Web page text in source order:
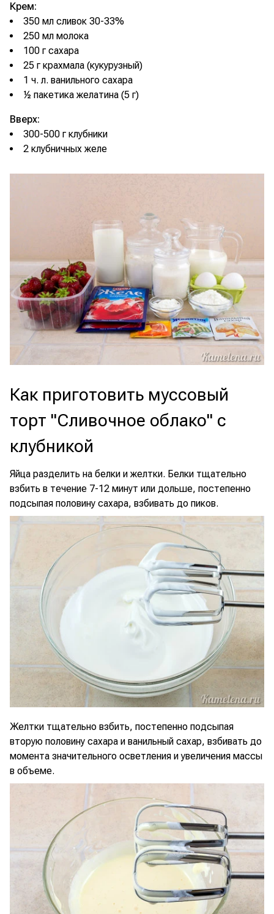
Крем:
350 мл сливок 30-33%
250 мл молока
100 г сахара
25 г крахмала (кукурузный)
1 ч. л. ванильного сахара
½ пакетика желатина (5 г)
Вверх:
300-500 г клубники
2 клубничных желе
Как приготовить муссовый
торт "Сливочное облако" с
клубникой
Яйца разделить на белки и желтки. Белки тщательно
взбить в течение 7-12 минут или дольше, постепенно
подсыпая половину сахара, взбивать до пиков.
Желтки тщательно взбить, постепенно подсыпая
вторую половину сахара и ванильный сахар, взбивать до
момента значительного осветления и увеличения массы
в объеме.